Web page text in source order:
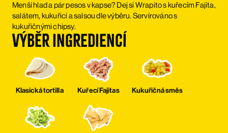
Menší hlad a pár pesos v kapse? Dej si Wrapito s kuřecím Fajita,
salátem, kukuřicí a salsou dle výběru. Servírováno s
kukuřičnými chipsy.
Výběr ingrediencí
Klasická tortilla Kuřecí Fajitas Kukuřičná směs